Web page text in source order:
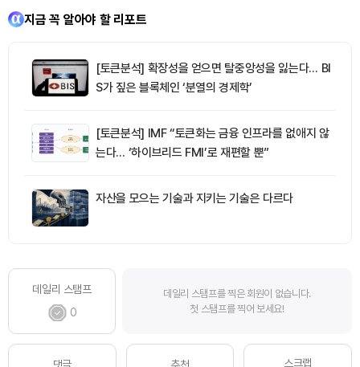
지금 꼭 알아야 할 리포트
[토큰분석] 확장성을 얻으면 탈중앙성을 잃는다… BI
S가 짚은 블록체인 ‘분열의 경제학’
[토큰분석] IMF “토큰화는 금융 인프라를 없애지 않
는다… ‘하이브리드 FMI’로 재편할 뿐”
자산을 모으는 기술과 지키는 기술은 다르다
데일리 스탬프
0
데일리 스탬프를 찍은 회원이 없습니다.
첫 스탬프를 찍어 보세요!
스크랩